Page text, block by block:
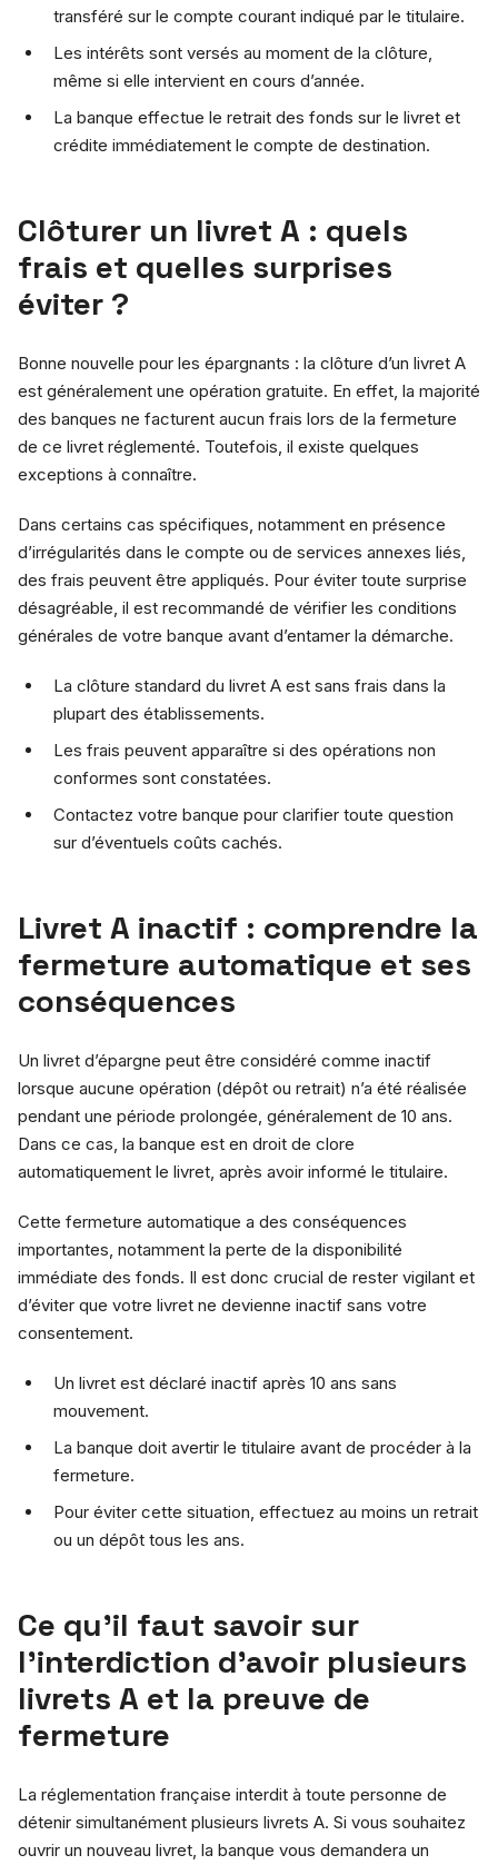
transféré sur le compte courant indiqué par le titulaire.
Les intérêts sont versés au moment de la clôture,
même si elle intervient en cours d’année.
La banque effectue le retrait des fonds sur le livret et
crédite immédiatement le compte de destination.
Clôturer un livret A : quels
frais et quelles surprises
éviter ?
Bonne nouvelle pour les épargnants : la clôture d’un livret A
est généralement une opération gratuite. En effet, la majorité
des banques ne facturent aucun frais lors de la fermeture
de ce livret réglementé. Toutefois, il existe quelques
exceptions à connaître.
Dans certains cas spécifiques, notamment en présence
d’irrégularités dans le compte ou de services annexes liés,
des frais peuvent être appliqués. Pour éviter toute surprise
désagréable, il est recommandé de vérifier les conditions
générales de votre banque avant d’entamer la démarche.
La clôture standard du livret A est sans frais dans la
plupart des établissements.
Les frais peuvent apparaître si des opérations non
conformes sont constatées.
Contactez votre banque pour clarifier toute question
sur d’éventuels coûts cachés.
Livret A inactif : comprendre la
fermeture automatique et ses
conséquences
Un livret d’épargne peut être considéré comme inactif
lorsque aucune opération (dépôt ou retrait) n’a été réalisée
pendant une période prolongée, généralement de 10 ans.
Dans ce cas, la banque est en droit de clore
automatiquement le livret, après avoir informé le titulaire.
Cette fermeture automatique a des conséquences
importantes, notamment la perte de la disponibilité
immédiate des fonds. Il est donc crucial de rester vigilant et
d’éviter que votre livret ne devienne inactif sans votre
consentement.
Un livret est déclaré inactif après 10 ans sans
mouvement.
La banque doit avertir le titulaire avant de procéder à la
fermeture.
Pour éviter cette situation, effectuez au moins un retrait
ou un dépôt tous les ans.
Ce qu’il faut savoir sur
l’interdiction d’avoir plusieurs
livrets A et la preuve de
fermeture
La réglementation française interdit à toute personne de
détenir simultanément plusieurs livrets A. Si vous souhaitez
ouvrir un nouveau livret, la banque vous demandera un